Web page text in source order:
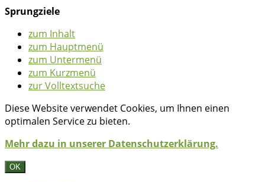
Sprungziele
zum Inhalt
zum Hauptmenü
zum Untermenü
zum Kurzmenü
zur Volltextsuche
Diese Website verwendet Cookies, um Ihnen einen
optimalen Service zu bieten.
Mehr dazu in unserer Datenschutzerklärung.
OK